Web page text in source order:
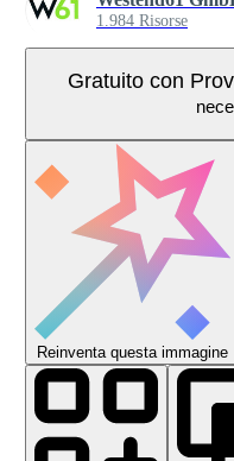
1.984 Risorse
Gratuito con
Reinventa questa immagine